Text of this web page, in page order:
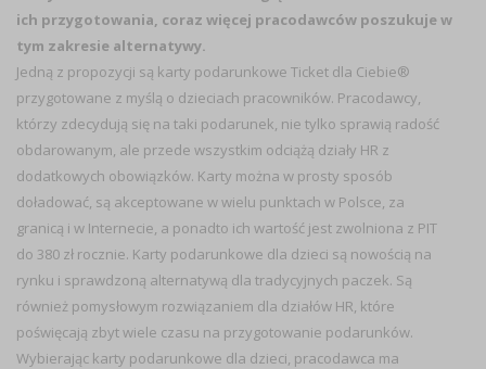
ich przygotowania, coraz więcej pracodawców poszukuje w
tym zakresie alternatywy.
Jedną z propozycji są karty podarunkowe Ticket dla Ciebie®
przygotowane z myślą o dzieciach pracowników. Pracodawcy,
którzy zdecydują się na taki podarunek, nie tylko sprawią radość
obdarowanym, ale przede wszystkim odciążą działy HR z
dodatkowych obowiązków. Karty można w prosty sposób
doładować, są akceptowane w wielu punktach w Polsce, za
granicą i w Internecie, a ponadto ich wartość jest zwolniona z PIT
do 380 zł rocznie. Karty podarunkowe dla dzieci są nowością na
rynku i sprawdzoną alternatywą dla tradycyjnych paczek. Są
również pomysłowym rozwiązaniem dla działów HR, które
poświęcają zbyt wiele czasu na przygotowanie podarunków.
Wybierając karty podarunkowe dla dzieci, pracodawca ma